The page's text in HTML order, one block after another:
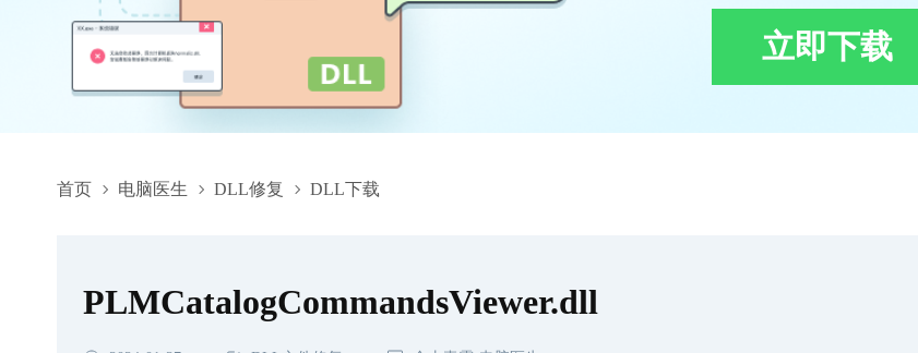
立即下载
首页 电脑医生 DLL修复 DLL下载
PLMCatalogCommandsViewer.dll,PLMCatalogCommandsViewer.dll下载,PLMCatalogCommandsViewer.dll修复
PLMCatalogCommandsViewer.dll